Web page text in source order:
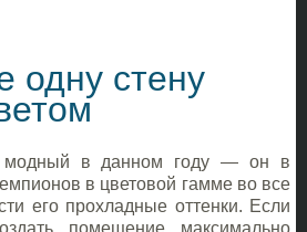
одну стену
модный в данном году — он в
в цветовой гамме во все
его прохладные оттенки. Если
помещение максимально